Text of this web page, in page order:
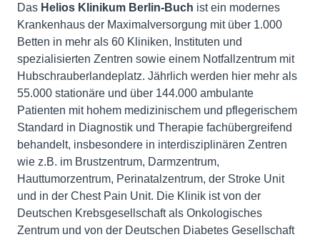
Das Helios Klinikum Berlin-Buch ist ein modernes
Krankenhaus der Maximalversorgung mit über 1.000
Betten in mehr als 60 Kliniken, Instituten und
spezialisierten Zentren sowie einem Notfallzentrum mit
Hubschrauberlandeplatz. Jährlich werden hier mehr als
55.000 stationäre und über 144.000 ambulante
Patienten mit hohem medizinischem und pflegerischem
Standard in Diagnostik und Therapie fachübergreifend
behandelt, insbesondere in interdisziplinären Zentren
wie z.B. im Brustzentrum, Darmzentrum,
Hauttumorzentrum, Perinatalzentrum, der Stroke Unit
und in der Chest Pain Unit. Die Klinik ist von der
Deutschen Krebsgesellschaft als Onkologisches
Zentrum und von der Deutschen Diabetes Gesellschaft